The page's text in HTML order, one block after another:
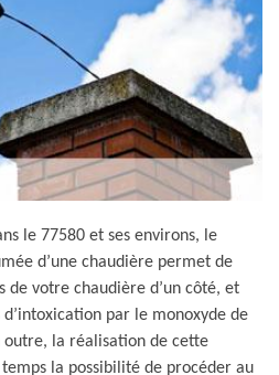
le 77580 et ses environs, le
d’une chaudière permet de
de votre chaudière d’un côté, et
par le monoxyde de
outre, la réalisation de cette
la possibilité de procéder au